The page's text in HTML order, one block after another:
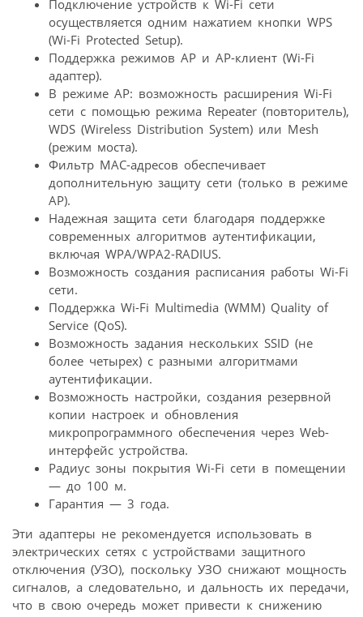
Подключение устройств к Wi-Fi сети
осуществляется одним нажатием кнопки WPS
(Wi-Fi Protected Setup).
Поддержка режимов AP и AP-клиент (Wi-Fi
адаптер).
В режиме AP: возможность расширения Wi-Fi
сети с помощью режима Repeater (повторитель),
WDS (Wireless Distribution System) или Mesh
(режим моста).
Фильтр MAC-адресов обеспечивает
дополнительную защиту сети (только в режиме
AP).
Надежная защита сети благодаря поддержке
современных алгоритмов аутентификации,
включая WPA/WPA2-RADIUS.
Возможность создания расписания работы Wi-Fi
сети.
Поддержка Wi-Fi Multimedia (WMM) Quality of
Service (QoS).
Возможность задания нескольких SSID (не
более четырех) с разными алгоритмами
аутентификации.
Возможность настройки, создания резервной
копии настроек и обновления
микропрограммного обеспечения через Web-
интерфейс устройства.
Радиус зоны покрытия Wi-Fi сети в помещении
— до 100 м.
Гарантия — 3 года.
Эти адаптеры не рекомендуется использовать в
электрических сетях с устройствами защитного
отключения (УЗО), поскольку УЗО снижают мощность
сигналов, а следовательно, и дальность их передачи,
что в свою очередь может привести к снижению